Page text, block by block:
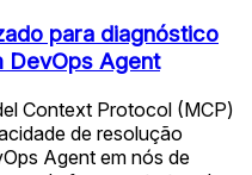
para diagnóstico
DevOps Agent
Context Protocol (MCP)
de resolução
Agent em nós de